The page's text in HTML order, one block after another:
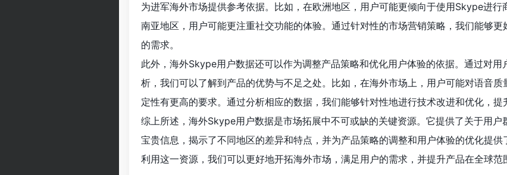
为进军海外市场提供参考依据。比如，在欧洲地区，用户可能更倾向于使用Skype进行
南亚地区，用户可能更注重社交功能的体验。通过针对性的市场营销策略，我们能够更
的需求。
此外，海外Skype用户数据还可以作为调整产品策略和优化用户体验的依据。通过对用
析，我们可以了解到产品的优势与不足之处。比如，在海外市场上，用户可能对语音质
定性有更高的要求。通过分析相应的数据，我们能够针对性地进行技术改进和优化，提
综上所述，海外Skype用户数据是市场拓展中不可或缺的关键资源。它提供了关于用户
宝贵信息，揭示了不同地区的差异和特点，并为产品策略的调整和用户体验的优化提供
利用这一资源，我们可以更好地开拓海外市场，满足用户的需求，并提升产品在全球范